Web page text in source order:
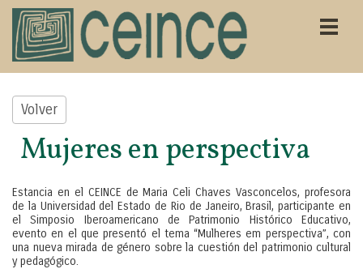
Volver
Mujeres en perspectiva
Estancia en el CEINCE de Maria Celi Chaves Vasconcelos, profesora
de la Universidad del Estado de Rio de Janeiro, Brasil, participante en
el Simposio Iberoamericano de Patrimonio Histórico Educativo,
evento en el que presentó el tema “Mulheres em perspectiva”, con
una nueva mirada de género sobre la cuestión del patrimonio cultural
y pedagógico.